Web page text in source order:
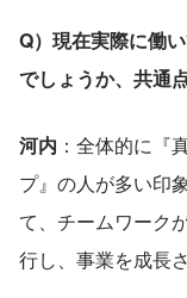
Q）現在実際に働
でしょうか、共通
河内 ：全体的に『
プ』の人が多い印
て、チームワーク
行し、事業を成長